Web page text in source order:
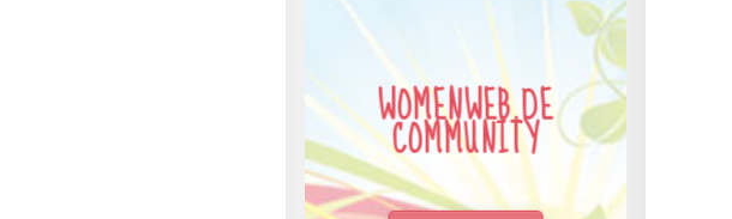
WOMENWEB.DE
COMMUNITY